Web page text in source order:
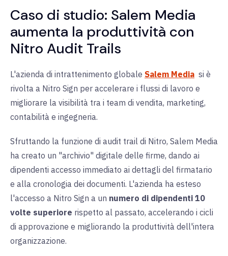
Caso di studio: Salem Media
aumenta la produttività con
Nitro Audit Trails
L'azienda di intrattenimento globale Salem Media si è
rivolta a Nitro Sign per accelerare i flussi di lavoro e
migliorare la visibilità tra i team di vendita, marketing,
contabilità e ingegneria.
Sfruttando la funzione di audit trail di Nitro, Salem Media
ha creato un "archivio" digitale delle firme, dando ai
dipendenti accesso immediato ai dettagli del firmatario
e alla cronologia dei documenti. L'azienda ha esteso
l'accesso a Nitro Sign a un numero di dipendenti 10
volte superiore rispetto al passato, accelerando i cicli
di approvazione e migliorando la produttività dell'intera
organizzazione.